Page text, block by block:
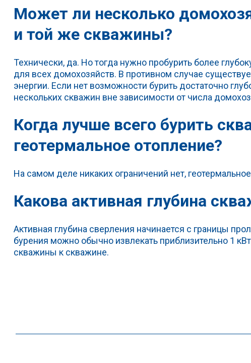
Может ли несколько
и той же скважины?
Технически, да. Но тогда нужно пробурить более
для всех домохозяйств. В противном случае
энергии. Если нет возможности бурить достаточно
нескольких скважин вне зависимости от числа
Когда лучше всего бурить
геотермальное отопление?
На самом деле никаких ограничений нет,
Какова активная глубина
Активная глубина сверления начинается c границы
бурения можно обычно извлекать приблизительно 1
скважины к скважине.